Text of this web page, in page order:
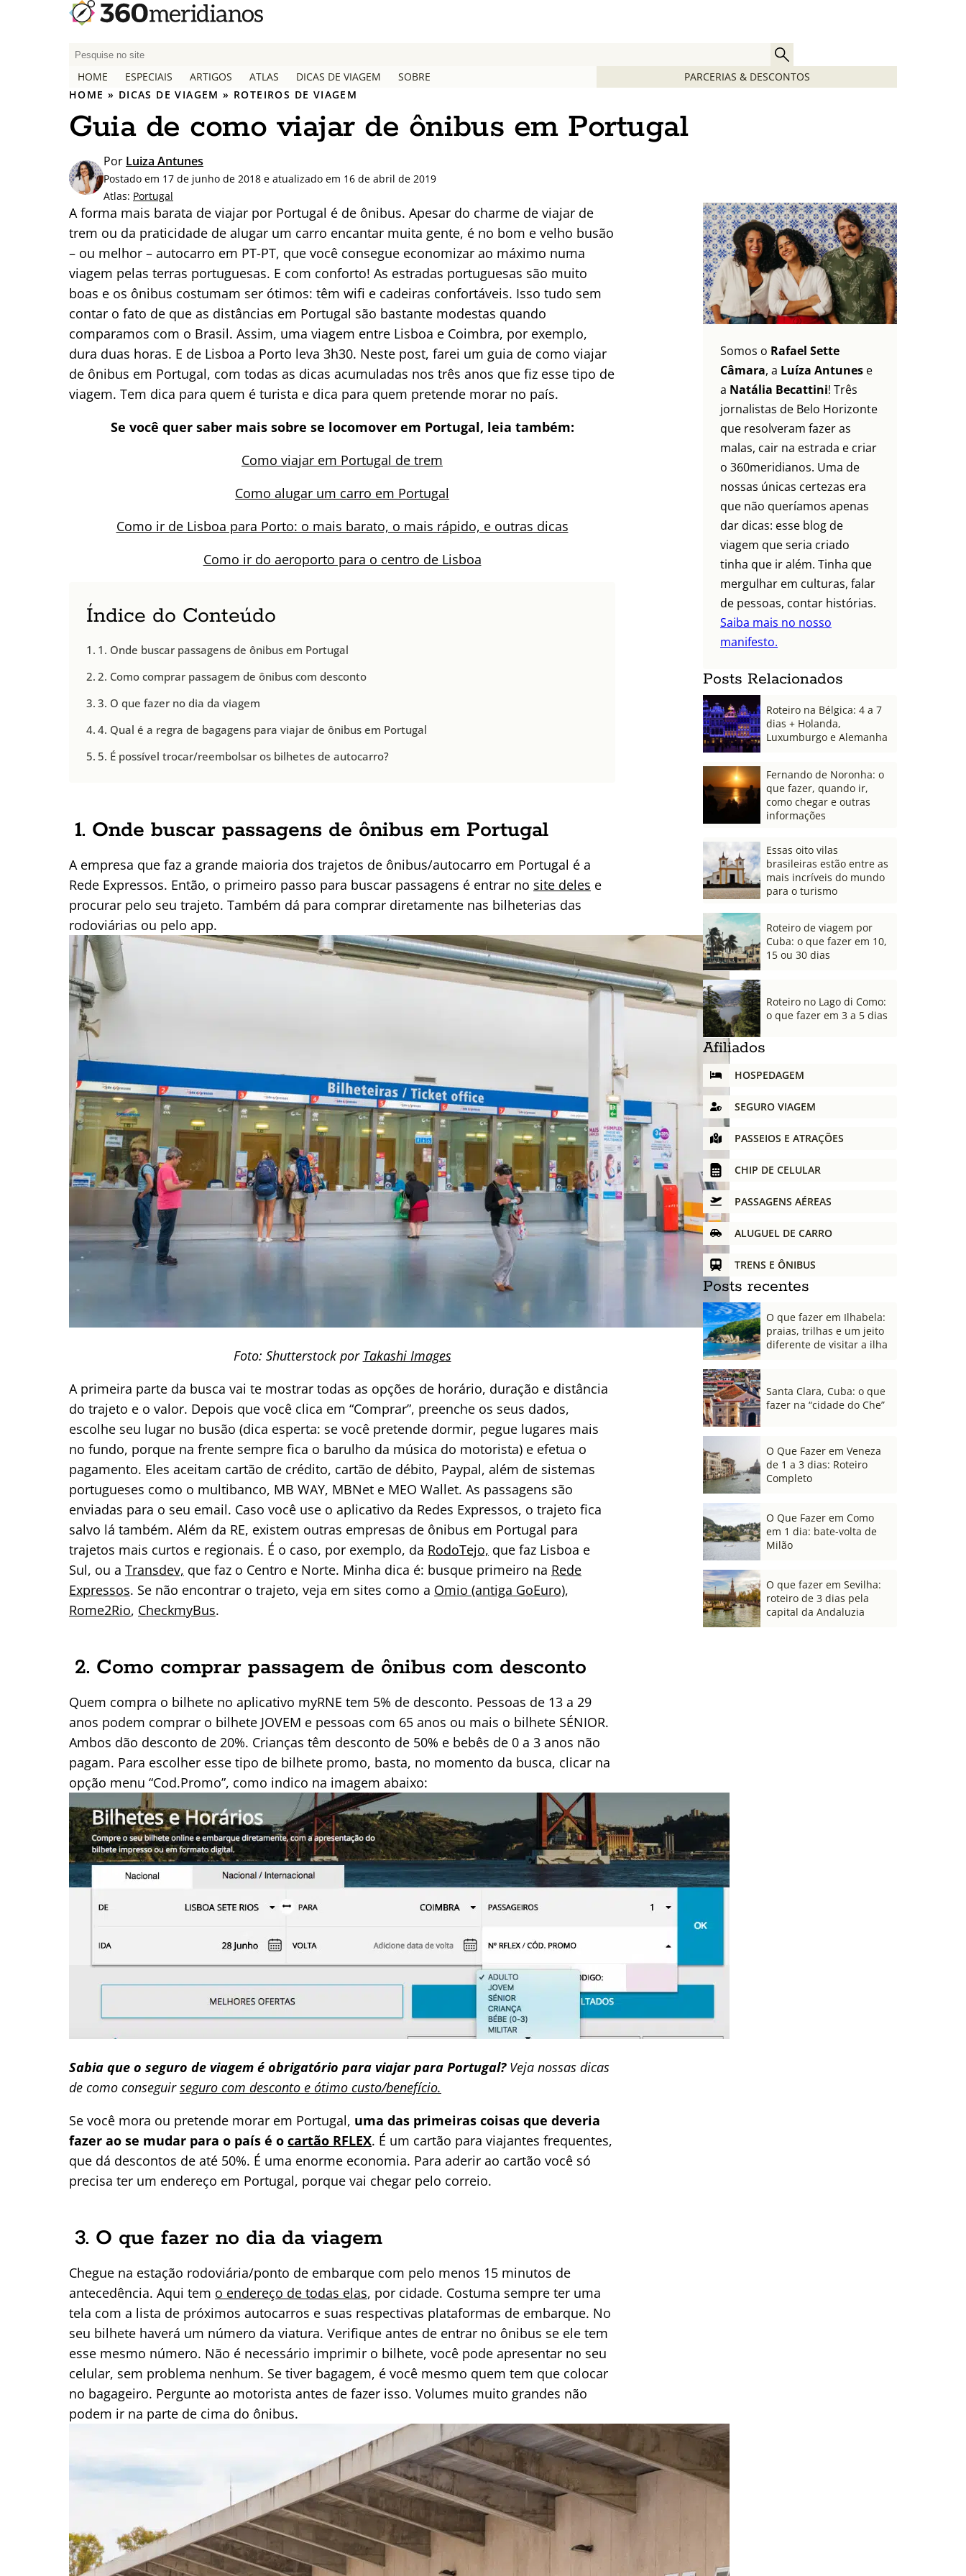
P
q
u
i
a
r
p
o
r
:
HOME ESPECIAIS ARTIGOS ATLAS DICAS DE VIAGEM SOBRE
PARCERIAS & DESCONTOS
HOME » DICAS DE VIAGEM » ROTEIROS DE VIAGEM
Guia de como viajar de ônibus em Portugal
Por Luiza Antunes
Postado em 17 de junho de 2018 e atualizado em 16 de abril de 2019
Atlas: Portugal
A forma mais barata de viajar por Portugal é de ônibus. Apesar do charme de viajar de
trem ou da praticidade de alugar um carro encantar muita gente, é no bom e velho busão
– ou melhor – autocarro em PT-PT, que você consegue economizar ao máximo numa
viagem pelas terras portuguesas. E com conforto! As estradas portuguesas são muito
boas e os ônibus costumam ser ótimos: têm wifi e cadeiras confortáveis. Isso tudo sem
contar o fato de que as distâncias em Portugal são bastante modestas quando
comparamos com o Brasil. Assim, uma viagem entre Lisboa e Coimbra, por exemplo,
dura duas horas. E de Lisboa a Porto leva 3h30. Neste post, farei um guia de como viajar
de ônibus em Portugal, com todas as dicas acumuladas nos três anos que fiz esse tipo de
viagem. Tem dica para quem é turista e dica para quem pretende morar no país.
Se você quer saber mais sobre se locomover em Portugal, leia também:
Como viajar em Portugal de trem
Como alugar um carro em Portugal
Como ir de Lisboa para Porto: o mais barato, o mais rápido, e outras dicas
Como ir do aeroporto para o centro de Lisboa
Índice do Conteúdo
1. Onde buscar passagens de ônibus em Portugal
2. Como comprar passagem de ônibus com desconto
3. O que fazer no dia da viagem
4. Qual é a regra de bagagens para viajar de ônibus em Portugal
5. É possível trocar/reembolsar os bilhetes de autocarro?
1. Onde buscar passagens de ônibus em Portugal
A empresa que faz a grande maioria dos trajetos de ônibus/autocarro em Portugal é a
Rede Expressos. Então, o primeiro passo para buscar passagens é entrar no site deles e
procurar pelo seu trajeto. Também dá para comprar diretamente nas bilheterias das
rodoviárias ou pelo app.
Foto: Shutterstock por Takashi Images
A primeira parte da busca vai te mostrar todas as opções de horário, duração e distância
do trajeto e o valor. Depois que você clica em “Comprar”, preenche os seus dados,
escolhe seu lugar no busão (dica esperta: se você pretende dormir, pegue lugares mais
no fundo, porque na frente sempre fica o barulho da música do motorista) e efetua o
pagamento. Eles aceitam cartão de crédito, cartão de débito, Paypal, além de sistemas
portugueses como o multibanco, MB WAY, MBNet e MEO Wallet. As passagens são
enviadas para o seu email. Caso você use o aplicativo da Redes Expressos, o trajeto fica
salvo lá também. Além da RE, existem outras empresas de ônibus em Portugal para
trajetos mais curtos e regionais. É o caso, por exemplo, da RodoTejo, que faz Lisboa e
Sul, ou a Transdev, que faz o Centro e Norte. Minha dica é: busque primeiro na Rede
Expressos. Se não encontrar o trajeto, veja em sites como a Omio (antiga GoEuro),
Rome2Rio, CheckmyBus.
2. Como comprar passagem de ônibus com desconto
Quem compra o bilhete no aplicativo myRNE tem 5% de desconto. Pessoas de 13 a 29
anos podem comprar o bilhete JOVEM e pessoas com 65 anos ou mais o bilhete SÉNIOR.
Ambos dão desconto de 20%. Crianças têm desconto de 50% e bebês de 0 a 3 anos não
pagam. Para escolher esse tipo de bilhete promo, basta, no momento da busca, clicar na
opção menu “Cod.Promo”, como indico na imagem abaixo:
Sabia que o seguro de viagem é obrigatório para viajar para Portugal?Veja nossas dicas
de como conseguirseguro com desconto e ótimo custo/benefício.
Se você mora ou pretende morar em Portugal, uma das primeiras coisas que deveria
fazer ao se mudar para o país é o cartão RFLEX. É um cartão para viajantes frequentes,
que dá descontos de até 50%. É uma enorme economia. Para aderir ao cartão você só
precisa ter um endereço em Portugal, porque vai chegar pelo correio.
3. O que fazer no dia da viagem
Chegue na estação rodoviária/ponto de embarque com pelo menos 15 minutos de
antecedência. Aqui tem o endereço de todas elas, por cidade. Costuma sempre ter uma
tela com a lista de próximos autocarros e suas respectivas plataformas de embarque. No
seu bilhete haverá um número da viatura. Verifique antes de entrar no ônibus se ele tem
esse mesmo número. Não é necessário imprimir o bilhete, você pode apresentar no seu
celular, sem problema nenhum. Se tiver bagagem, é você mesmo quem tem que colocar
no bagageiro. Pergunte ao motorista antes de fazer isso. Volumes muito grandes não
podem ir na parte de cima do ônibus.
Somos o Rafael Sette
Câmara, a Luíza Antunes e
a Natália Becattini! Três
jornalistas de Belo Horizonte
que resolveram fazer as
malas, cair na estrada e criar
o 360meridianos. Uma de
nossas únicas certezas era
que não queríamos apenas
dar dicas: esse blog de
viagem que seria criado
tinha que ir além. Tinha que
mergulhar em culturas, falar
de pessoas, contar histórias.
Saiba mais no nosso
manifesto.
Posts Relacionados
Roteiro na Bélgica: 4 a 7
dias + Holanda,
Luxumburgo e Alemanha
Fernando de Noronha: o
que fazer, quando ir,
como chegar e outras
informações
Essas oito vilas
brasileiras estão entre as
mais incríveis do mundo
para o turismo
Roteiro de viagem por
Cuba: o que fazer em 10,
15 ou 30 dias
Roteiro no Lago di Como:
o que fazer em 3 a 5 dias
Afiliados
HOSPEDAGEM
SEGURO VIAGEM
PASSEIOS E ATRAÇÕES
CHIP DE CELULAR
PASSAGENS AÉREAS
ALUGUEL DE CARRO
TRENS E ÔNIBUS
Posts recentes
O que fazer em Ilhabela:
praias, trilhas e um jeito
diferente de visitar a ilha
Santa Clara, Cuba: o que
fazer na “cidade do Che”
O Que Fazer em Veneza
de 1 a 3 dias: Roteiro
Completo
O Que Fazer em Como
em 1 dia: bate-volta de
Milão
O que fazer em Sevilha:
roteiro de 3 dias pela
capital da Andaluzia